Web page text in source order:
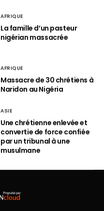
AFRIQUE
La famille d’un pasteur
nigérian massacrée
AFRIQUE
Massacre de 30 chrétiens à
Naridon au Nigéria
ASIE
Une chrétienne enlevée et
convertie de force confiée
par un tribunal à une
musulmane